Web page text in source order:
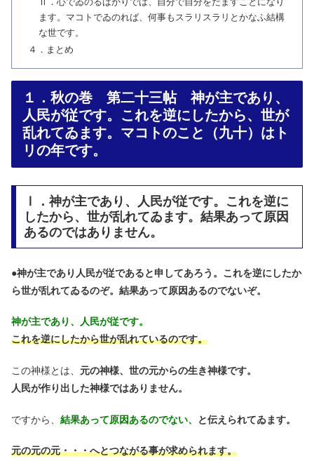
Ⅱ．心でゐのるばかりでは、自分で自分をだますことになり
ます。マコトでゐのれば、何事もスラリスラリとかなふ結構
な世です。
４．まとめ
１．秋の巻 第二十三帖 神が主であり、
人民が従です。これを逆にしたから、世が
乱れてゐます。マコトのこと（九十）はト
リの年です。
Ⅰ．神が主であり、人民が従です。これを逆に
したから、世が乱れてゐます。結果あって原因
あるのではありません。
●神が主であり人民が従であると申してあろう。これを逆にしたか
ら世が乱れてゐるのぞ。結果あって原因あるのでないぞ。
神が主であり、人民が従です。
これを逆にしたから世が乱れているのです。
この神様とは、 元の神様、世の元からの生き神様です。
人民が作り出した神様ではありません。
ですから、 結果あって原因あるのでない、 と伝えられてゐます。
元の元の元・・・へとつながる事が求められます。